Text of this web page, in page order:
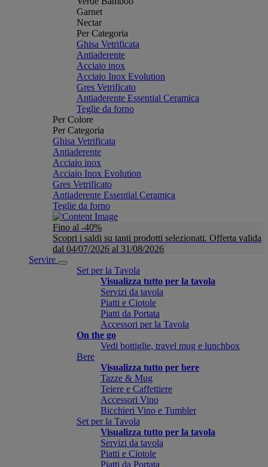
Garnet
Nectar
Per Categoria
Ghisa Vetrificata
Antiaderente
Acciaio inox
Acciaio Inox Evolution
Gres Vetrificato
Antiaderente Essential Ceramica
Teglie da forno
Per Colore
Per Categoria
Ghisa Vetrificata
Antiaderente
Acciaio inox
Acciaio Inox Evolution
Gres Vetrificato
Antiaderente Essential Ceramica
Teglie da forno
Fino al -40%
Scopri i saldi su tanti prodotti selezionati. Offerta valida
dal 04/07/2026 al 31/08/2026
Servire
Set per la Tavola
Visualizza tutto per la tavola
Servizi da tavola
Piatti e Ciotole
Piatti da Portata
Accessori per la Tavola
On the go
Vedi bottiglie, travel mug e lunchbox
Bere
Visualizza tutto per bere
Tazze & Mug
Teiere e Caffettiere
Accessori Vino
Bicchieri Vino e Tumbler
Set per la Tavola
Visualizza tutto per la tavola
Servizi da tavola
Piatti e Ciotole
Piatti da Portata